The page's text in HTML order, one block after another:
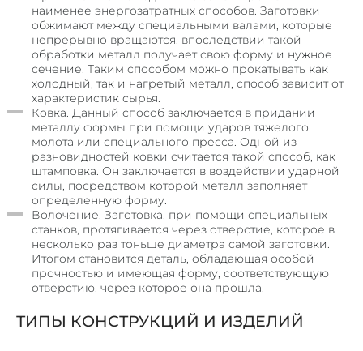
наименее энергозатратных способов. Заготовки
обжимают между специальными валами, которые
непрерывно вращаются, впоследствии такой
обработки металл получает свою форму и нужное
сечение. Таким способом можно прокатывать как
холодный, так и нагретый металл, способ зависит от
характеристик сырья.
Ковка. Данный способ заключается в придании
металлу формы при помощи ударов тяжелого
молота или специального пресса. Одной из
разновидностей ковки считается такой способ, как
штамповка. Он заключается в воздействии ударной
силы, посредством которой металл заполняет
определенную форму.
Волочение. Заготовка, при помощи специальных
станков, протягивается через отверстие, которое в
несколько раз тоньше диаметра самой заготовки.
Итогом становится деталь, обладающая особой
прочностью и имеющая форму, соответствующую
отверстию, через которое она прошла.
ТИПЫ КОНСТРУКЦИЙ И ИЗДЕЛИЙ